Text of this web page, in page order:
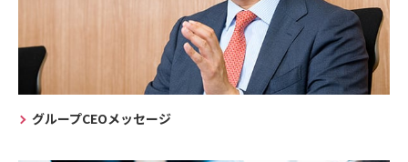
グループCEOメッセージ